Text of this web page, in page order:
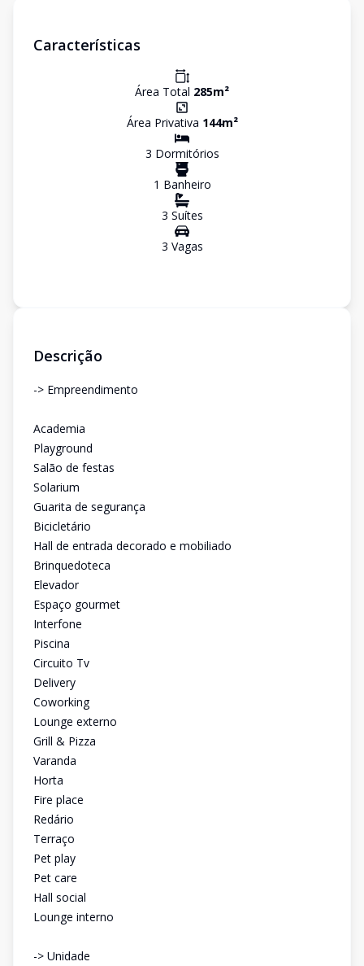
Características
Área Total 285m²
Área Privativa 144m²
3 Dormitórios
1 Banheiro
3 Suítes
3 Vagas
Descrição
-> Empreendimento
Academia
Playground
Salão de festas
Solarium
Guarita de segurança
Bicicletário
Hall de entrada decorado e mobiliado
Brinquedoteca
Elevador
Espaço gourmet
Interfone
Piscina
Circuito Tv
Delivery
Coworking
Lounge externo
Grill & Pizza
Varanda
Horta
Fire place
Redário
Terraço
Pet play
Pet care
Hall social
Lounge interno
-> Unidade